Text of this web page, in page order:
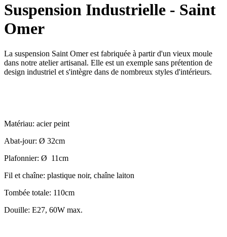
Suspension Industrielle - Saint
Omer
La suspension Saint Omer est fabriquée à partir d'un vieux moule
dans notre atelier artisanal. Elle est un exemple sans prétention de
design industriel et s'intègre dans de nombreux styles d'intérieurs.
Matériau: acier peint
Abat-jour: Ø 32cm
Plafonnier: Ø 11cm
Fil et chaîne: plastique noir, chaîne laiton
Tombée totale: 110cm
Douille: E27, 60W max.